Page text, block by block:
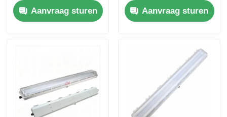
buislampAanvraag sturen
uur levensduur en
corrosiebestendig
Aanvraag sturen